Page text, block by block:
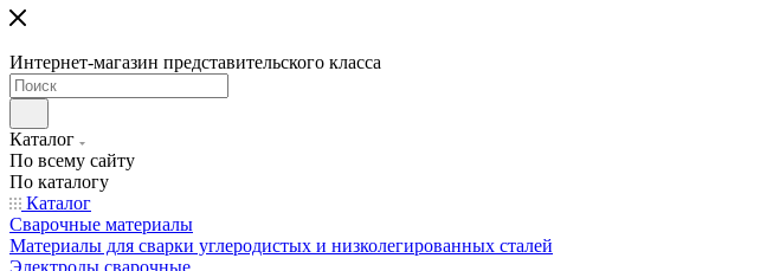
Интернет-магазин представительского класса
Каталог
По всему сайту
По каталогу
Каталог
Сварочные материалы
Материалы для сварки углеродистых и низколегированных сталей
Электроды сварочные